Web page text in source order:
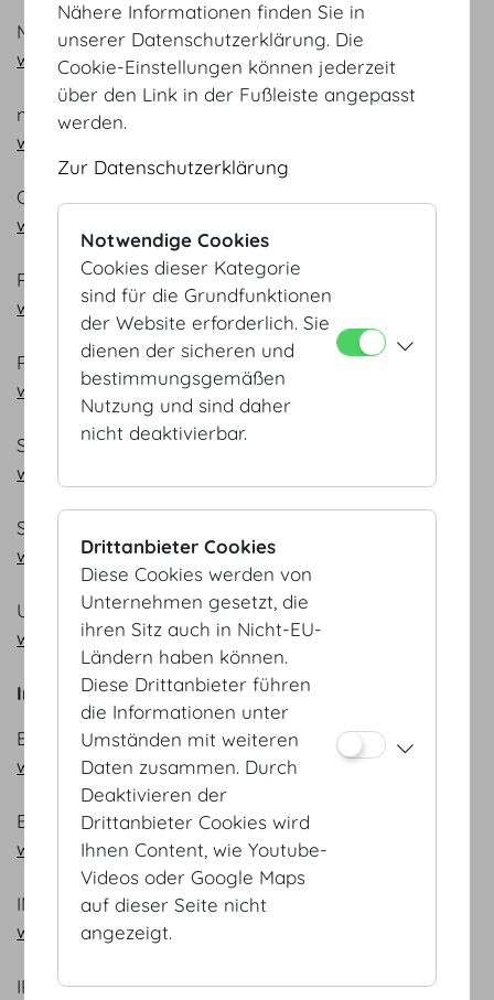
Montblanc
www.montblanc.com
n.b.s. Hotels & Locations
www.nbs-co.at
OMV
www.omv.at
PWC Österreich GmbH
www.pwc.com
REWE International AG
www.billa.at
SAP
www.sap.com
SIEMENS
www.siemens.at
Uniqa Versicherung
www.uniqa.at
Internationale wissenschaftliche Vereinigungen
EAES - European Association Endoscopic Surgery
www.eaes.eu
ECCO - European Crohn’s & Colitis Organisation
www.ecco-ibd.eu
IMP - Research Institute of Molecular Pathology
www.imp.ac.at
IPI - International Press Institute
Nähere Informationen finden Sie in
unserer Datenschutzerklärung. Die
Cookie-Einstellungen können jederzeit
über den Link in der Fußleiste angepasst
werden.
Zur Datenschutzerklärung
Notwendige Cookies
Cookies dieser Kategorie
sind für die Grundfunktionen
der Website erforderlich. Sie
dienen der sicheren und
bestimmungsgemäßen
Nutzung und sind daher
nicht deaktivierbar.
Drittanbieter Cookies
Diese Cookies werden von
Unternehmen gesetzt, die
ihren Sitz auch in Nicht-EU-
Ländern haben können.
Diese Drittanbieter führen
die Informationen unter
Umständen mit weiteren
Daten zusammen. Durch
Deaktivieren der
Drittanbieter Cookies wird
Ihnen Content, wie Youtube-
Videos oder Google Maps
auf dieser Seite nicht
angezeigt.